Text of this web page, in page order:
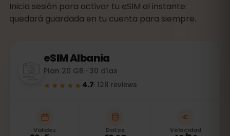
Inicia sesión para activar tu eSIM al instante:
quedará guardada en tu cuenta para siempre.
eSIMAlbania
Plan 20 GB · 30 días
★★★★★ 4.7· 128 reviews
Validez Datos Velocidad